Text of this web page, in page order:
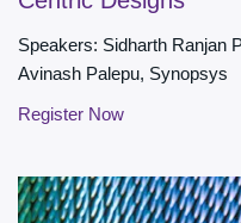
Speakers: Sidharth Ranjan
Avinash Palepu, Synopsys
Register Now